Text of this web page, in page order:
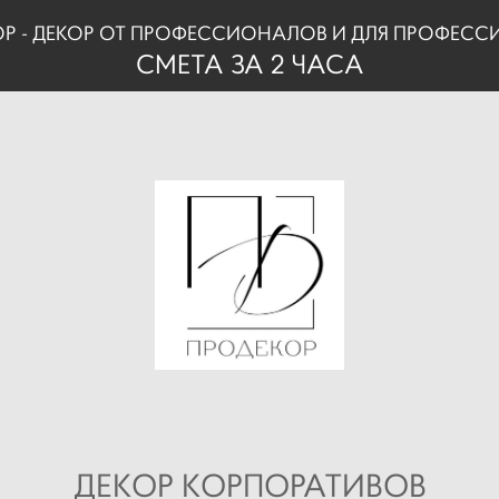
- ДЕКОР ОТ ПРОФЕССИОНАЛОВ И ДЛЯ
СМЕТА ЗА 2 ЧАСА
ДЕКОР КОРПОРАТИВОВ